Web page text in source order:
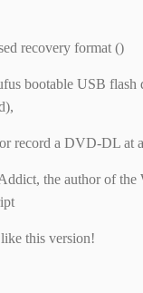
recovery format ()
bootable USB
record a DVD-DL at
the author of the
this version!